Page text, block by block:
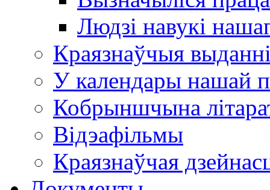
Людзі навукі
Краязнаўчыя
У календары нашай
Кобрыншчына
Відэафільмы
Краязнаўчая